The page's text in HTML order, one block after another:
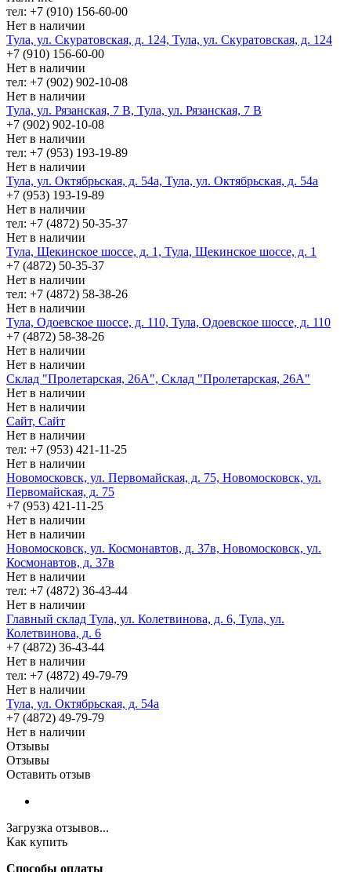
тел: +7 (910) 156-60-00
Нет в наличии
Тула, ул. Скуратовская, д. 124, Тула, ул. Скуратовская, д. 124
+7 (910) 156-60-00
Нет в наличии
тел: +7 (902) 902-10-08
Нет в наличии
Тула, ул. Рязанская, 7 В, Тула, ул. Рязанская, 7 В
+7 (902) 902-10-08
Нет в наличии
тел: +7 (953) 193-19-89
Нет в наличии
Тула, ул. Октябрьская, д. 54а, Тула, ул. Октябрьская, д. 54а
+7 (953) 193-19-89
Нет в наличии
тел: +7 (4872) 50-35-37
Нет в наличии
Тула, Щекинское шоссе, д. 1, Тула, Щекинское шоссе, д. 1
+7 (4872) 50-35-37
Нет в наличии
тел: +7 (4872) 58-38-26
Нет в наличии
Тула, Одоевское шоссе, д. 110, Тула, Одоевское шоссе, д. 110
+7 (4872) 58-38-26
Нет в наличии
Нет в наличии
Склад "Пролетарская, 26А", Склад "Пролетарская, 26А"
Нет в наличии
Нет в наличии
Сайт, Сайт
Нет в наличии
тел: +7 (953) 421-11-25
Нет в наличии
Новомосковск, ул. Первомайская, д. 75, Новомосковск, ул.
Первомайская, д. 75
+7 (953) 421-11-25
Нет в наличии
Нет в наличии
Новомосковск, ул. Космонавтов, д. 37в, Новомосковск, ул.
Космонавтов, д. 37в
Нет в наличии
тел: +7 (4872) 36-43-44
Нет в наличии
Главный склад Тула, ул. Колетвинова, д. 6, Тула, ул.
Колетвинова, д. 6
+7 (4872) 36-43-44
Нет в наличии
тел: +7 (4872) 49-79-79
Нет в наличии
Тула, ул. Октябрьская, д. 54а
+7 (4872) 49-79-79
Нет в наличии
Отзывы
Отзывы
Оставить отзыв
Загрузка отзывов...
Как купить
Способы оплаты